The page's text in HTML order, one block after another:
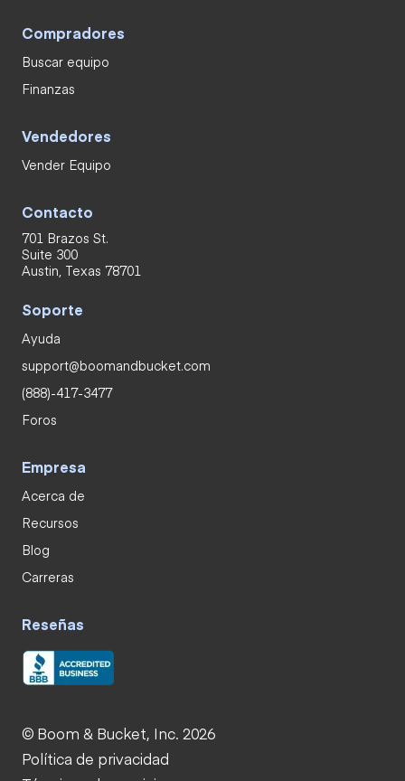
Compradores
Buscar equipo
Finanzas
Vendedores
Vender Equipo
Contacto
701 Brazos St.
Suite 300
Austin, Texas 78701
Soporte
Ayuda
support@boomandbucket.com
(888)-417-3477
Foros
Empresa
Acerca de
Recursos
Blog
Carreras
Reseñas
© Boom & Bucket, Inc. 2026
Política de privacidad